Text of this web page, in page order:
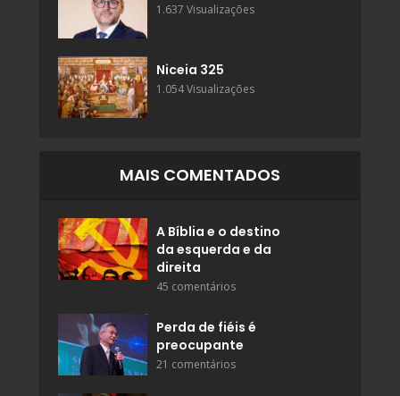
1.637 Visualizações
Niceia 325
1.054 Visualizações
MAIS COMENTADOS
A Bíblia e o destino
da esquerda e da
direita
45 comentários
Perda de fiéis é
preocupante
21 comentários